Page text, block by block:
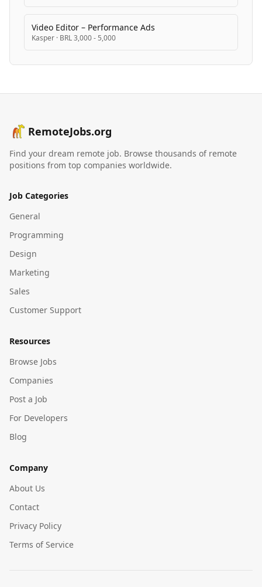
Video Editor – Performance Ads
Kasper · BRL 3,000 - 5,000
RemoteJobs.org
Find your dream remote job. Browse thousands of remote
positions from top companies worldwide.
Job Categories
General
Programming
Design
Marketing
Sales
Customer Support
Resources
Browse Jobs
Companies
Post a Job
For Developers
Blog
Company
About Us
Contact
Privacy Policy
Terms of Service